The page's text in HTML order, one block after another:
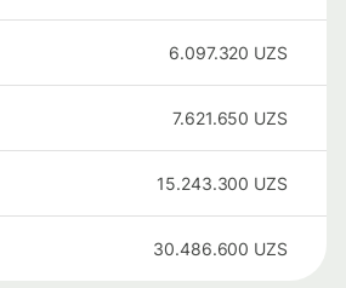
6.097.320 UZS
7.621.650 UZS
15.243.300 UZS
30.486.600 UZS